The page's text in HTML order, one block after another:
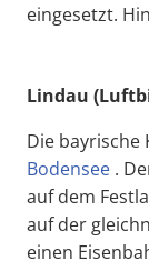
eingesetzt.
Lindau
Die bayrische
Bodensee .
auf dem
auf der
einen